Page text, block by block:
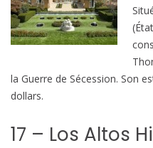
s
d
o
e
la Guerre de Sécession. Son
dollars.
17 – Los Altos